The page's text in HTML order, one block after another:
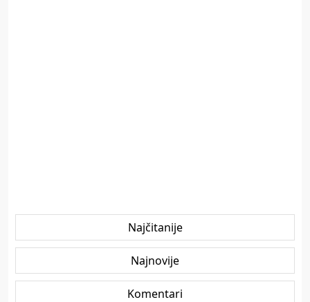
Najčitanije
Najnovije
Komentari